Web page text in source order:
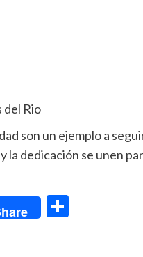
del Rio
son un ejemplo a
la dedicación se unen